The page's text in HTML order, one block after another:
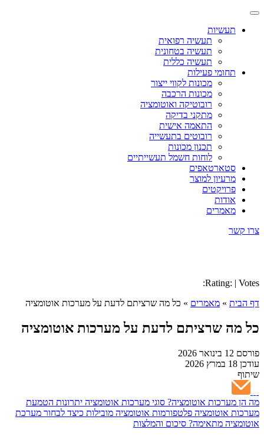
תעשיות
תעשיה רפואית
תעשיה בטחונית
תעשיה כללית
תחומי פעילות
מכונות לקווי ייצור
מכונות הרכבה
רובוטיקה ואוטומציה
מתקני בדיקה
התאמה אישית
רובוטים בתעשייה
תכנון מכונות
לוחות חשמל תעשייתיים
סטארטאפים
מרעיון למוצר
פרויקטים
אודות
מאמרים
צרו קשר
Rating: | Votes:
דף הבית » מאמרים » כל מה שרציתם לדעת על מערכות אוטומציה
כל מה שרציתם לדעת על מערכות אוטומציה
פורסם
עודכן
שיתוף
מה הן מערכות אוטומציה? סוגי מערכות אוטומציה יתרונות הטמעת
מערכות אוטומציה פלטפורמות אוטומציה מובילות כיצד לבחור מערכת
אוטומציה מתאימה? סיכום והמלצות